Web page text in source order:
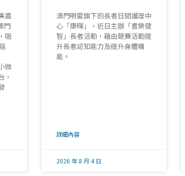
嘉
門
吸
微
，
澳門明愛旗下的長者日間護理中
心「康暉」，近日主辦「耆樂健
智」長者活動，藉由競賽活動提
升長者認知能力及提升身體機
能。
詳細內容
2026 年 8 月 4 日